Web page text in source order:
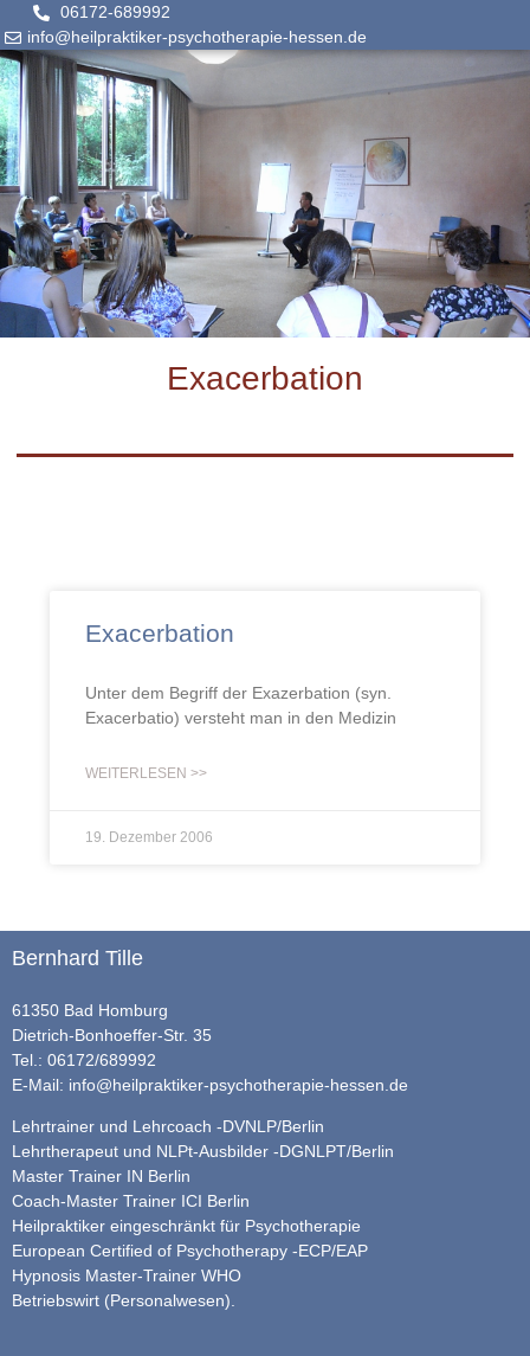
06172-689992
info@heilpraktiker-psychotherapie-hessen.de
Exacerbation
Exacerbation
Unter dem Begriff der Exazerbation (syn.
Exacerbatio) versteht man in den Medizin
WEITERLESEN >>
19. Dezember 2006
Bernhard Tille
61350 Bad Homburg
Dietrich-Bonhoeffer-Str. 35
Tel.: 06172/689992
E-Mail: info@heilpraktiker-psychotherapie-hessen.de
Lehrtrainer und Lehrcoach -DVNLP/Berlin
Lehrtherapeut und NLPt-Ausbilder -DGNLPT/Berlin
Master Trainer IN Berlin
Coach-Master Trainer ICI Berlin
Heilpraktiker eingeschränkt für Psychotherapie
European Certified of Psychotherapy -ECP/EAP
Hypnosis Master-Trainer WHO
Betriebswirt (Personalwesen).